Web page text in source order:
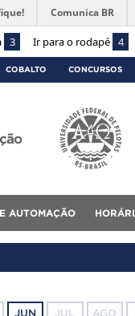
3 Ir para o rodapé 4
Comunica BR
COBALTO CONCURSOS
AUTOMAÇÃO
JUN JUL AGO